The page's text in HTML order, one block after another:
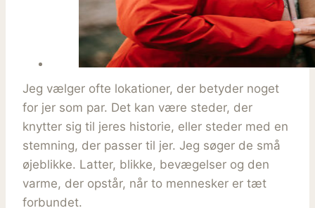
Jeg vælger ofte lokationer, der betyder noget
for jer som par. Det kan være steder, der
knytter sig til jeres historie, eller steder med en
stemning, der passer til jer. Jeg søger de små
øjeblikke. Latter, blikke, bevægelser og den
varme, der opstår, når to mennesker er tæt
forbundet.